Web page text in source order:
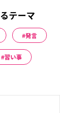
テーマ
発言
習い事